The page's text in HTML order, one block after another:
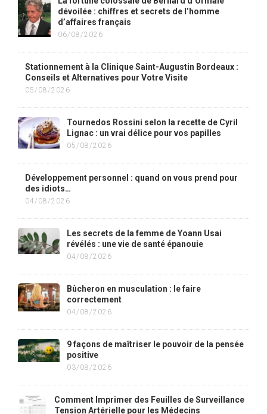
dévoilée : chiffres et secrets de l’homme
d’affaires français
06/08/2026
Stationnement à la Clinique Saint-Augustin Bordeaux :
Conseils et Alternatives pour Votre Visite
05/08/2026
Tournedos Rossini selon la recette de Cyril
Lignac : un vrai délice pour vos papilles
05/08/2026
Développement personnel : quand on vous prend pour
des idiots…
04/08/2026
Les secrets de la femme de Yoann Usai
révélés : une vie de santé épanouie
04/08/2026
Bûcheron en musculation : le faire
correctement
04/08/2026
9 façons de maîtriser le pouvoir de la pensée
positive
03/08/2026
Comment Imprimer des Feuilles de Surveillance
Tension Artérielle pour les Médecins